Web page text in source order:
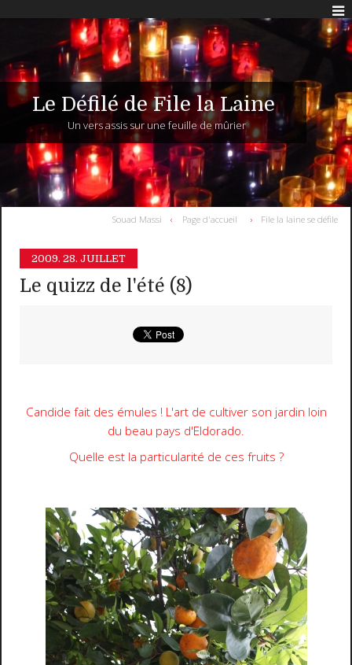
Le Défilé de File la Laine
Un vers assis sur une feuille de mûrier
Souad Massi Page d'accueil File la laine se défile
2009. 28. JUILLET
Le quizz de l'été (8)
Candide fait des émules ! L'art de cultiver son jardin loin
du beau pays d'Eldorado.
Quelle est la particularité de ces fruits ?